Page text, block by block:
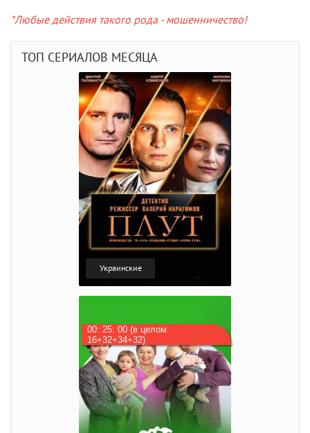
*Любые действия такого рода - мошенничество!
ТОП СЕРИАЛОВ МЕСЯЦА
Украинские
00: 25: 00 (в целом
16+32+34+32)